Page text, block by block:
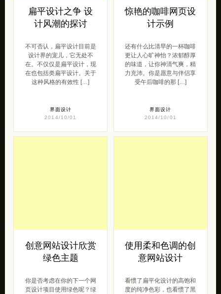
扁平设计之争 设
计风潮的探讨
不可否认，扁平设计目前是
设计界的宠儿，它无处不
在。不仅仅是扁平设计，现
在也包括类扁平设计。关于
这种风格的有效性 […]
界面设计
2014/10/01
惊艳的咖啡网页设
计示例
还有什么比清早的一杯咖啡
更让人心旷神怡？浓郁醇厚
的味道，让你神清气爽，精
力充沛。你是愿意与伴侣享
受午后咖啡的那 […]
界面设计
2014/10/01
创意网站设计欣赏
绿色主题
你是否考虑在你的下一个网
页设计项目使用绿色呢？绿
使用柔和色调的创
意网站设计
看惯了扁平化设计的高饱和
度的纯净色彩，也看惯了黑